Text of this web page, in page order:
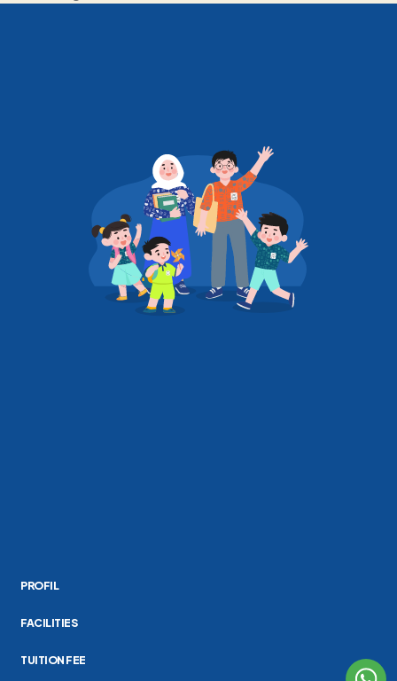
PROFIL
FACILITIES
TUITION FEE